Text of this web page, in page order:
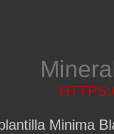
Minima